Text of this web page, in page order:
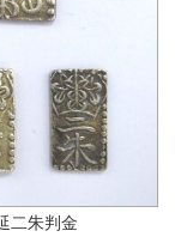
二朱判金